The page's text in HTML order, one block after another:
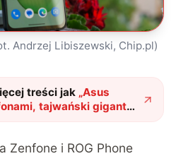
Andrzej Libiszewski, Chip.pl)
treści jak „Asus
tajwański gigant
inteligencję i komputery
Zenfone i ROG Phone